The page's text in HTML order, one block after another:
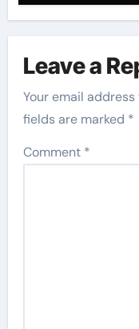
Leave a
Your email
fields are marked *
Comment *